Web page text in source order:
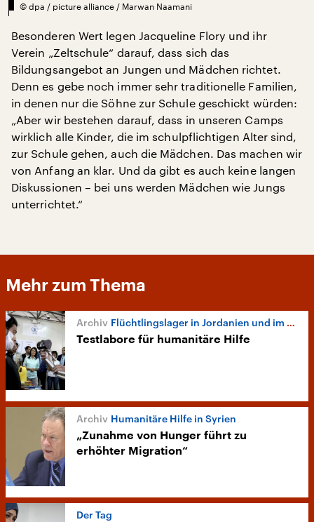
© dpa / picture alliance / Marwan Naamani
Besonderen Wert legen Jacqueline Flory und ihr
Verein „Zeltschule“ darauf, dass sich das
Bildungsangebot an Jungen und Mädchen richtet.
Denn es gebe noch immer sehr traditionelle Familien,
in denen nur die Söhne zur Schule geschickt würden:
„Aber wir bestehen darauf, dass in unseren Camps
wirklich alle Kinder, die im schulpflichtigen Alter sind,
zur Schule gehen, auch die Mädchen. Das machen wir
von Anfang an klar. Und da gibt es auch keine langen
Diskussionen – bei uns werden Mädchen wie Jungs
unterrichtet.“
Mehr zum Thema
Flüchtlingslager in Jordanien und im Libanon
Testlabore für humanitäre Hilfe
Humanitäre Hilfe in Syrien
„Zunahme von Hunger führt zu
erhöhter Migration“
Der Tag